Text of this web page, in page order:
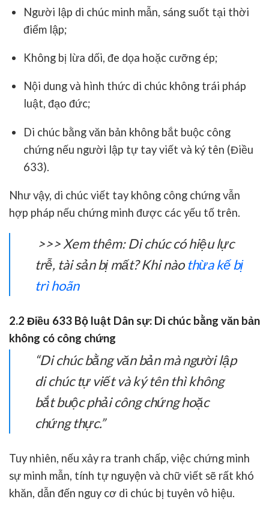
Người lập di chúc minh mẫn, sáng suốt tại thời
điểm lập;
Không bị lừa dối, đe dọa hoặc cưỡng ép;
Nội dung và hình thức di chúc không trái pháp
luật, đạo đức;
Di chúc bằng văn bản không bắt buộc công
chứng nếu người lập tự tay viết và ký tên (Điều
633).
Như vậy, di chúc viết tay không công chứng vẫn
hợp pháp nếu chứng minh được các yếu tố trên.
>>> Xem thêm: Di chúc có hiệu lực
trễ, tài sản bị mất? Khi nàothừa kế bị
trì hoãn
2.2 Điều 633 Bộ luật Dân sự: Di chúc bằng văn bản
không có công chứng
“Di chúc bằng văn bản mà người lập
di chúc tự viết và ký tên thì không
bắt buộc phải công chứng hoặc
chứng thực.”
Tuy nhiên, nếu xảy ra tranh chấp, việc chứng minh
sự minh mẫn, tính tự nguyện và chữ viết sẽ rất khó
khăn, dẫn đến nguy cơ di chúc bị tuyên vô hiệu.